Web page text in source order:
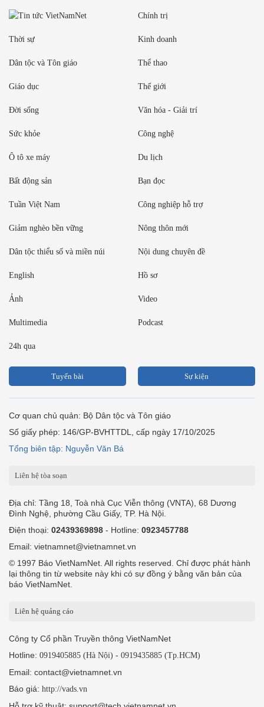
Chính trị
Thời sự Kinh doanh
Dân tộc và Tôn giáo Thể thao
Giáo dục Thế giới
Đời sống Văn hóa - Giải trí
Sức khỏe Công nghệ
Ô tô xe máy Du lịch
Bất động sản Bạn đọc
Tuần Việt Nam Công nghiệp hỗ trợ
Giảm nghèo bền vững Nông thôn mới
Dân tộc thiểu số và miền núi Nội dung chuyên đề
English Hồ sơ
Ảnh Video
Multimedia Podcast
24h qua
Tuyến bài Sự kiện
Cơ quan chủ quản: Bộ Dân tộc và Tôn giáo
Số giấy phép: 146/GP-BVHTTDL, cấp ngày 17/10/2025
Tổng biên tập: Nguyễn Văn Bá
Liên hệ tòa soạn
Địa chỉ: Tầng 18, Toà nhà Cục Viễn thông (VNTA), 68 Dương
Đình Nghệ, phường Cầu Giấy, TP. Hà Nội.
Điện thoại: 02439369898 - Hotline: 0923457788
Email: vietnamnet@vietnamnet.vn
© 1997 Báo VietNamNet. All rights reserved. Chỉ được phát hành
lại thông tin từ website này khi có sự đồng ý bằng văn bản của
báo VietNamNet.
Liên hệ quảng cáo
Công ty Cổ phần Truyền thông VietNamNet
Hotline: 0919405885 (Hà Nội) - 0919435885 (Tp.HCM)
Email: contact@vietnamnet.vn
Báo giá: http://vads.vn